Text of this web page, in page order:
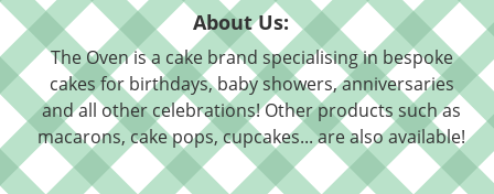
About Us:
The Oven is a cake brand specialising in bespoke
cakes for birthdays, baby showers, anniversaries
and all other celebrations! Other products such as
macarons, cake pops, cupcakes... are also available!